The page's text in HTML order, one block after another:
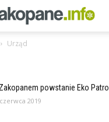
Urząd
powstanie Eko Patrol
2019